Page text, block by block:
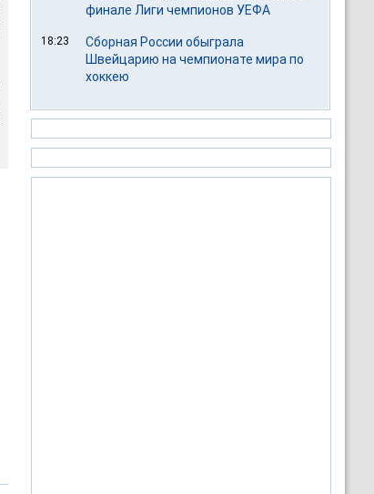
финале Лиги чемпионов УЕФА
18:23
Сборная России обыграла
Швейцарию на чемпионате мира по
хоккею